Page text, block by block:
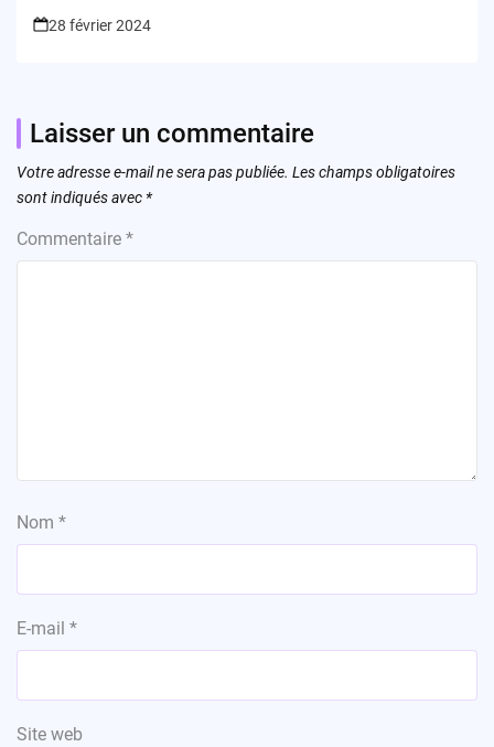
28 février 2024
Laisser un commentaire
Votre adresse e-mail ne sera pas publiée. Les champs obligatoires
sont indiqués avec *
Commentaire *
Nom *
E-mail *
Site web